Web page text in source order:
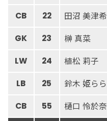
CB 22 田沼 美津希
GK 23 榊 真菜
LW 24 植松 莉子
LB 25 鈴木 姫らら
CB 55 樋口 怜於奈